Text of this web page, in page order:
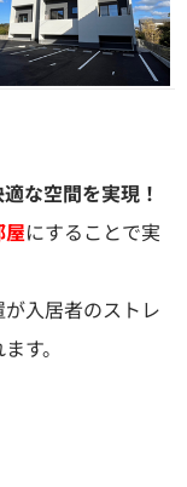
な空間を実現！
屋にすることで実
入居者のストレ
す。